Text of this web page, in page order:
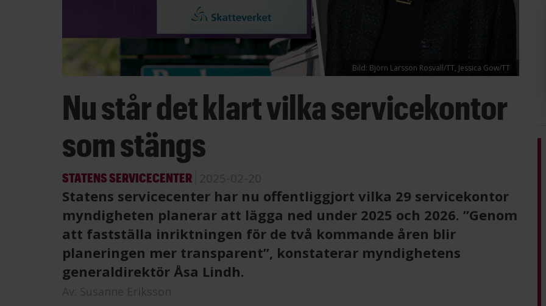
Bild: Björn Larsson Rosvall/TT, Jessica Gow/TT
Nu står det klart vilka servicekontor
som stängs
STATENS SERVICECENTER
Statens servicecenter har nu offentliggjort vilka 29 servicekontor
myndigheten planerar att lägga ned under 2025 och 2026. ”Genom
att fastställa inriktningen för de två kommande åren blir
planeringen mer transparent”, konstaterar myndighetens
generaldirektör Åsa Lindh.